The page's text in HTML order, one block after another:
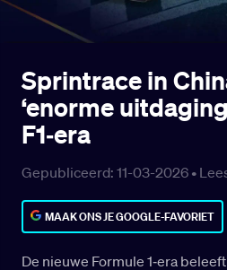
Sprintrace in
‘enorme
F1‑era
Gepubliceerd: 11-03-2026 •
MAAK ONS JE GOOGLE-FAVORIET
De nieuwe Formule 1‑era